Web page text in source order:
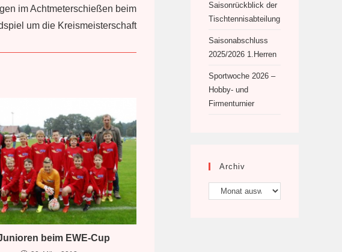
im Achtmeterschießen beim
um die Kreismeisterschaft
beim EWE-Cup
Saisonrückblick der
Tischtennisabteilung
Saisonabschluss
2025/2026 1.Herren
Sportwoche 2026 –
Hobby- und
Firmenturnier
Archiv
Archiv